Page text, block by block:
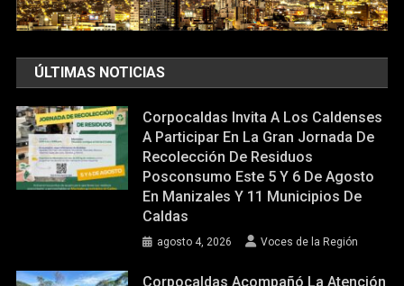
ÚLTIMAS NOTICIAS
Corpocaldas Invita A Los Caldenses
A Participar En La Gran Jornada De
Recolección De Residuos
Posconsumo Este 5 Y 6 De Agosto
En Manizales Y 11 Municipios De
Caldas
agosto 4, 2026 Voces de la Región
Corpocaldas Acompañó La Atención